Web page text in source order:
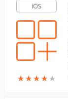
iOS
★★★★ ★
★★★★ ★